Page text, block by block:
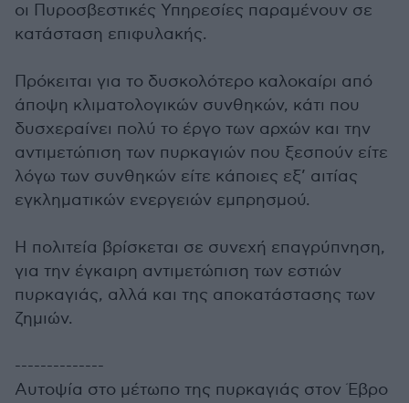
οι Πυροσβεστικές Υπηρεσίες παραμένουν σε
κατάσταση επιφυλακής.
Πρόκειται για το δυσκολότερο καλοκαίρι από
άποψη κλιματολογικών συνθηκών, κάτι που
δυσχεραίνει πολύ το έργο των αρχών και την
αντιμετώπιση των πυρκαγιών που ξεσπούν είτε
λόγω των συνθηκών είτε κάποιες εξ’ αιτίας
εγκληματικών ενεργειών εμπρησμού.
Η πολιτεία βρίσκεται σε συνεχή επαγρύπνηση,
για την έγκαιρη αντιμετώπιση των εστιών
πυρκαγιάς, αλλά και της αποκατάστασης των
ζημιών.
--------------
Αυτοψία στο μέτωπο της πυρκαγιάς στον Έβρο